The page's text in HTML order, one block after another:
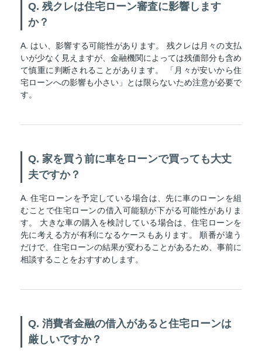
Q. 残クレは住宅ローン審査に影響します
か？
A. はい、影響する可能性があります。 残クレは月々の支払
いが少なく見えますが、金融機関によっては残価部分も含め
て慎重に判断されることがあります。 「月々が安いから住
宅ローンへの影響も小さい」とは限らないため注意が必要で
す。
Q. 家を買う前に車をローンで買っても大丈
夫ですか？
A. 住宅ローンを予定している場合は、先に車のローンを組
むことで住宅ローンの借入可能額が下がる可能性がありま
す。 大きな車の購入を検討している場合は、住宅ローンを
先に考える方が有利になるケースもあります。 順番が違う
だけで、住宅ローンの結果が変わることがあるため、事前に
相談することをおすすめします。
Q. 消費者金融の借入があると住宅ローンは
厳しいですか？